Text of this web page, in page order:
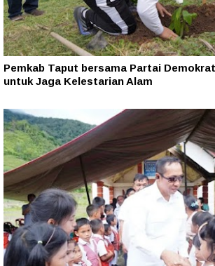
Pemkab Taput bersama Partai
untuk Jaga Kelestarian Alam